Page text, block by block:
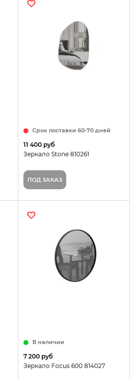
Срок поставки 60-70 дней
11 400 руб
Зеркало Stone 810261
ПОД ЗАКАЗ
В наличии
7 200 руб
Зеркало Focus 600 814027